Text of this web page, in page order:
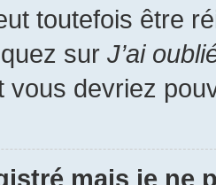
toutefois être
sur J’ai
vous devriez
mais je ne